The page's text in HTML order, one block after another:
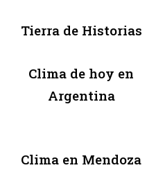
Tierra de Historias
Clima de hoy en
Argentina
Clima en Mendoza